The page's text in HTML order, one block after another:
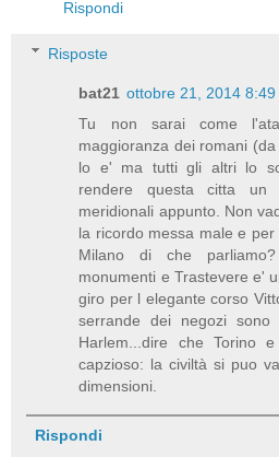
Rispondi
Risposte
bat21 ottobre 21, 2014 8:49
Tu non sarai come
maggioranza dei romani
lo e' ma tutti gli altri lo
rendere questa citta un
meridionali appunto. Non
la ricordo messa male e
Milano di che
monumenti e Trastevere e'
giro per l elegante corso
serrande dei negozi
Harlem...dire che Torino
capzioso: la civiltà si puo
dimensioni.
Rispondi